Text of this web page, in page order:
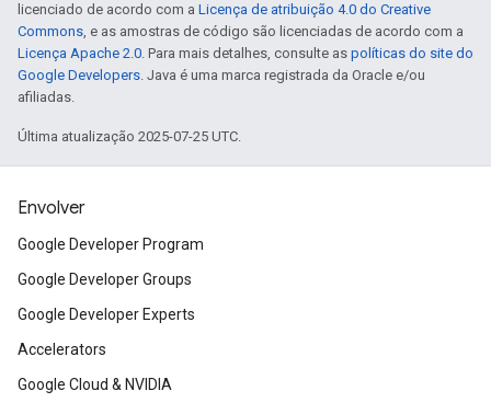
licenciado de acordo com a Licença de atribuição 4.0 do Creative
Commons, e as amostras de código são licenciadas de acordo com a
Licença Apache 2.0. Para mais detalhes, consulte as políticas do site do
Google Developers. Java é uma marca registrada da Oracle e/ou
afiliadas.
Última atualização 2025-07-25 UTC.
Envolver
Google Developer Program
Google Developer Groups
Google Developer Experts
Accelerators
Google Cloud & NVIDIA